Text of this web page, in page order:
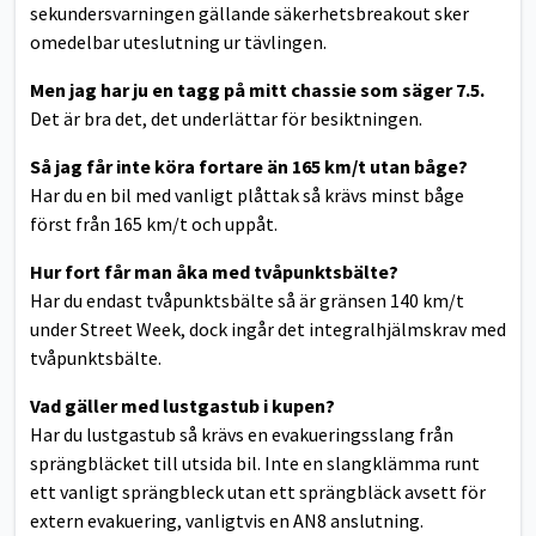
sekundersvarningen gällande säkerhetsbreakout sker
omedelbar uteslutning ur tävlingen.
Men jag har ju en tagg på mitt chassie som säger 7.5.
Det är bra det, det underlättar för besiktningen.
Så jag får inte köra fortare än 165 km/t utan båge?
Har du en bil med vanligt plåttak så krävs minst båge
först från 165 km/t och uppåt.
Hur fort får man åka med tvåpunktsbälte?
Har du endast tvåpunktsbälte så är gränsen 140 km/t
under Street Week, dock ingår det integralhjälmskrav med
tvåpunktsbälte.
Vad gäller med lustgastub i kupen?
Har du lustgastub så krävs en evakueringsslang från
sprängbläcket till utsida bil. Inte en slangklämma runt
ett vanligt sprängbleck utan ett sprängbläck avsett för
extern evakuering, vanligtvis en AN8 anslutning.